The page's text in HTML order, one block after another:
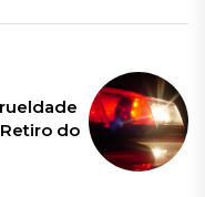
do